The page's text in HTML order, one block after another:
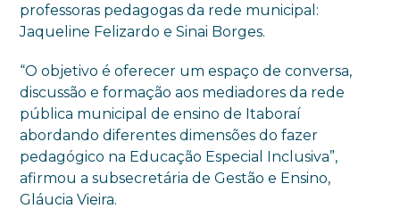
professoras pedagogas da rede municipal:
Jaqueline Felizardo e Sinai Borges.
“O objetivo é oferecer um espaço de conversa,
discussão e formação aos mediadores da rede
pública municipal de ensino de Itaboraí
abordando diferentes dimensões do fazer
pedagógico na Educação Especial Inclusiva”,
afirmou a subsecretária de Gestão e Ensino,
Gláucia Vieira.